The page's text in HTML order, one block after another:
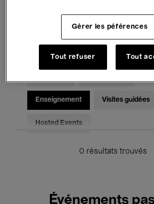
Musique classique Global
Enseignement Visites guidées
Hosted Events
0 résultats trouvés
Événements
Gérer les péférences
Tout refuser Tout